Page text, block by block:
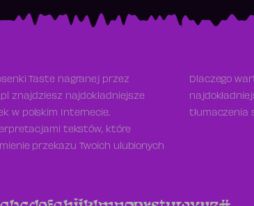
Taste nagranej przez
znajdziesz najdokładniejsze
w polskim Internecie.
tekstów, które
przekazu Twoich ulubionych
Dlaczego
tłumaczenia